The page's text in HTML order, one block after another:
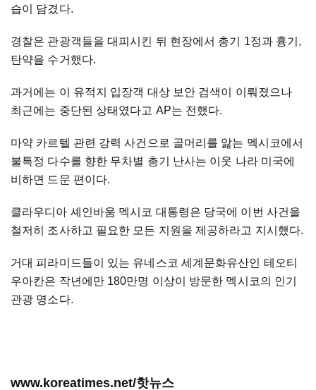
습이 담겼다.
경찰은 관광객들을 대피시킨 뒤 현장에서 총기 1정과 흉기,
탄약을 수거했다.
과거에는 이 유적지 입장객 대상 보안 검색이 이뤄졌으나
최근에는 중단된 상태였다고 AP는 전했다.
마약 카르텔 관련 강력 사건으로 골머리를 앓는 멕시코에서
불특정 다수를 향한 무차별 총기 난사는 이웃 나라 미국에
비하면 드문 편이다.
클라우디아 셰인바움 멕시코 대통령은 당국에 이번 사건을
철저히 조사하고 필요한 모든 지원을 제공하라고 지시했다.
거대 피라미드들이 있는 유네스코 세계문화유산인 테오티
우아칸은 작년에만 180만명 이상이 방문한 멕시코의 인기
관광 명소다.
www.koreatimes.net/핫뉴스